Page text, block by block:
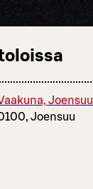
Joensuu
Joensuu